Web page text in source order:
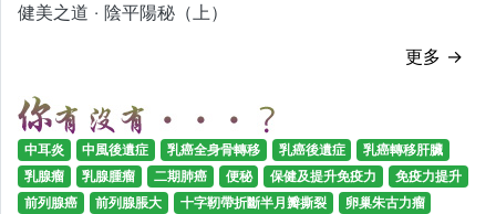
健美之道 ‧ 陰平陽秘（上）
更多 →
中耳炎 中風後遺症 乳癌全身骨轉移 乳癌後遺症
乳癌轉移肝臟
乳腺瘤
乳腺腫瘤 二期肺癌 便秘 保健及提升免疫力
免疫力提升
前列腺癌
前列腺脹大 十字靭帶折斷半月瓣撕裂 卵巢朱古力瘤